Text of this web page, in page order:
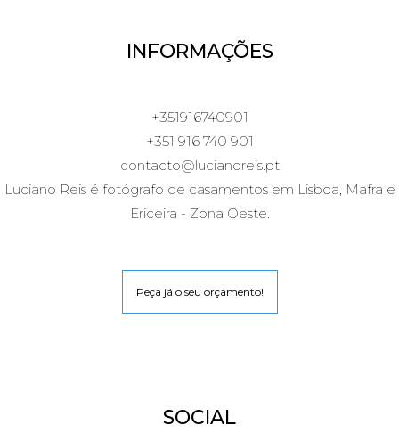
INFORMAÇÕES
+351916740901
+351 916 740 901
contacto@lucianoreis.pt
Luciano Reis é fotógrafo de casamentos em Lisboa, Mafra e
Ericeira - Zona Oeste.
Peça já o seu orçamento!
SOCIAL